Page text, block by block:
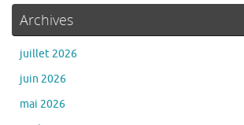
Archives
juillet 2026
juin 2026
mai 2026